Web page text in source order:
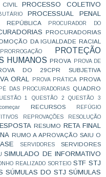
PROCESSO COLETIVO
PROCESSUAL PENAL
REPÚBLICA
PROCURADOR DO
PROCURADORIAS
DA IGUALDADE RACIAL
PRORROGAÇÃO
PROTEÇÃO
HUMANOS PROVA
PROVA DE
DO 29CPR SUBJETIVA
ORAL PROVA PRÁTICA PROVA
DAS PROCURADORIAS
QUADRO
1 QUESTÃO 2 QUESTÃO 3
RECURSOS REFÚGIO
REPROVAÇÕES
RESOLUÇÃO
RESUMO RETA FINAL
RUMO A APROVAÇÃO SAIU O
SERVIDORES
SERVIDORES
SIMULADO DE INFORMATIVO
REALIZADO SORTEIO STF STJ
SÚMULAS DO STJ SÚMULAS